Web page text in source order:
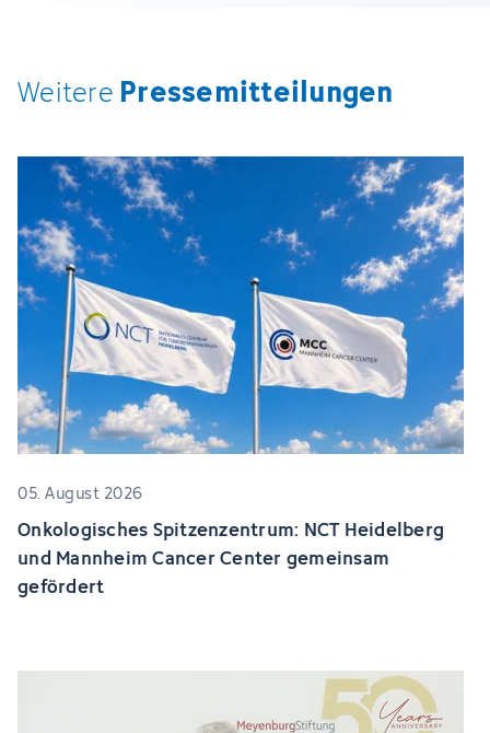
Weitere Pressemitteilungen
05. August 2026
Onkologisches Spitzenzentrum: NCT Heidelberg
und Mannheim Cancer Center gemeinsam
gefördert